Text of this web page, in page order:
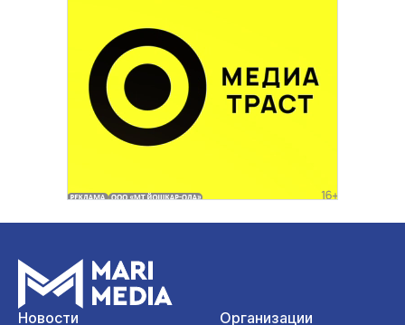
Новости
Организации